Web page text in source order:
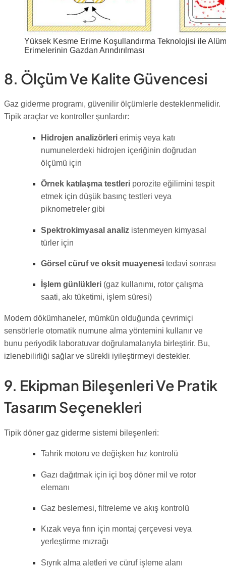
Yüksek Kesme Erime Koşullandırma Teknolojisi ile
Erimelerinin Gazdan Arındırılması
8. Ölçüm Ve Kalite Güvencesi
Gaz giderme programı, güvenilir ölçümlerle desteklenmelidir.
Tipik araçlar ve kontroller şunlardır:
Hidrojen analizörlerierimiş veya katı
numunelerdeki hidrojen içeriğinin doğrudan
ölçümü için
Örnek katılaşma testleriporozite eğilimini tespit
etmek için düşük basınç testleri veya
piknometreler gibi
Spektrokimyasal analizistenmeyen kimyasal
türler için
Görsel cüruf ve oksit muayenesitedavi sonrası
İşlem günlükleri(gaz kullanımı, rotor çalışma
saati, akı tüketimi, işlem süresi)
Modern dökümhaneler, mümkün olduğunda çevrimiçi
sensörlerle otomatik numune alma yöntemini kullanır ve
bunu periyodik laboratuvar doğrulamalarıyla birleştirir. Bu,
izlenebilirliği sağlar ve sürekli iyileştirmeyi destekler.
9. Ekipman Bileşenleri Ve Pratik
Tasarım Seçenekleri
Tipik döner gaz giderme sistemi bileşenleri:
Tahrik motoru ve değişken hız kontrolü
Gazı dağıtmak için içi boş döner mil ve rotor
elemanı
Gaz beslemesi, filtreleme ve akış kontrolü
Kızak veya fırın için montaj çerçevesi veya
yerleştirme mızrağı
Sıyrık alma aletleri ve cüruf işleme alanı